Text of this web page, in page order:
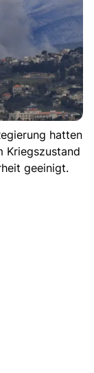
hatten
Kriegszustand
geeinigt.